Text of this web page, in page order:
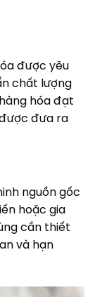
được yêu
chất lượng
hóa đạt
đưa ra
nguồn gốc
hoặc gia
cần thiết
và hạn